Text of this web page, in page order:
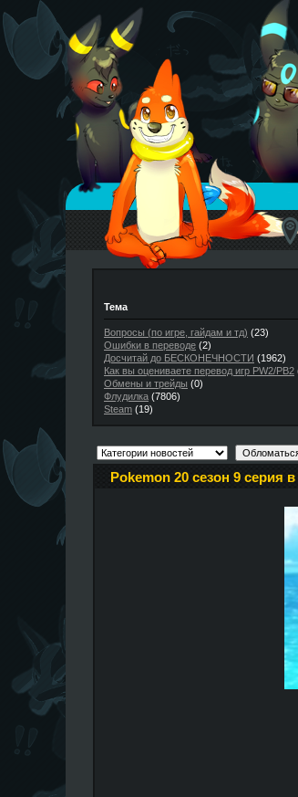
Тема
Вопросы (по игре, гайдам и тд) (23)
Ошибки в переводе (2)
Досчитай до БЕСКОНЕЧНОСТИ (1962)
Как вы оцениваете перевод игр PW2/PB2
Обмены и трейды (0)
Флудилка (7806)
Steam (19)
Pokemon 20 сезон 9 серия